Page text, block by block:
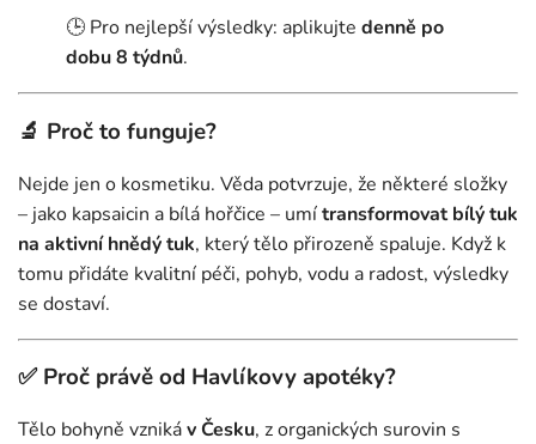
🕒 Pro nejlepší výsledky: aplikujte denně po
dobu 8 týdnů.
🔬 Proč to funguje?
Nejde jen o kosmetiku. Věda potvrzuje, že některé složky
– jako kapsaicin a bílá hořčice – umítransformovat bílý tuk
na aktivní hnědý tuk, který tělo přirozeně spaluje. Když k
tomu přidáte kvalitní péči, pohyb, vodu a radost, výsledky
se dostaví.
✅ Proč právě od Havlíkovy apotéky?
Tělo bohyně vznikáv Česku, z organických surovin s